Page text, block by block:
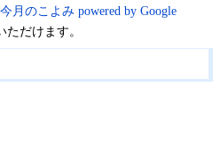
今月のこよみ powered by Google
ただけます。